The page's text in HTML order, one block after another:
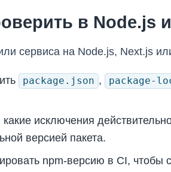
в Node.js
сервиса на Node.js, Next.js
package.json , package-
какие исключения
версией пакета.
npm-версию в CI, чтобы